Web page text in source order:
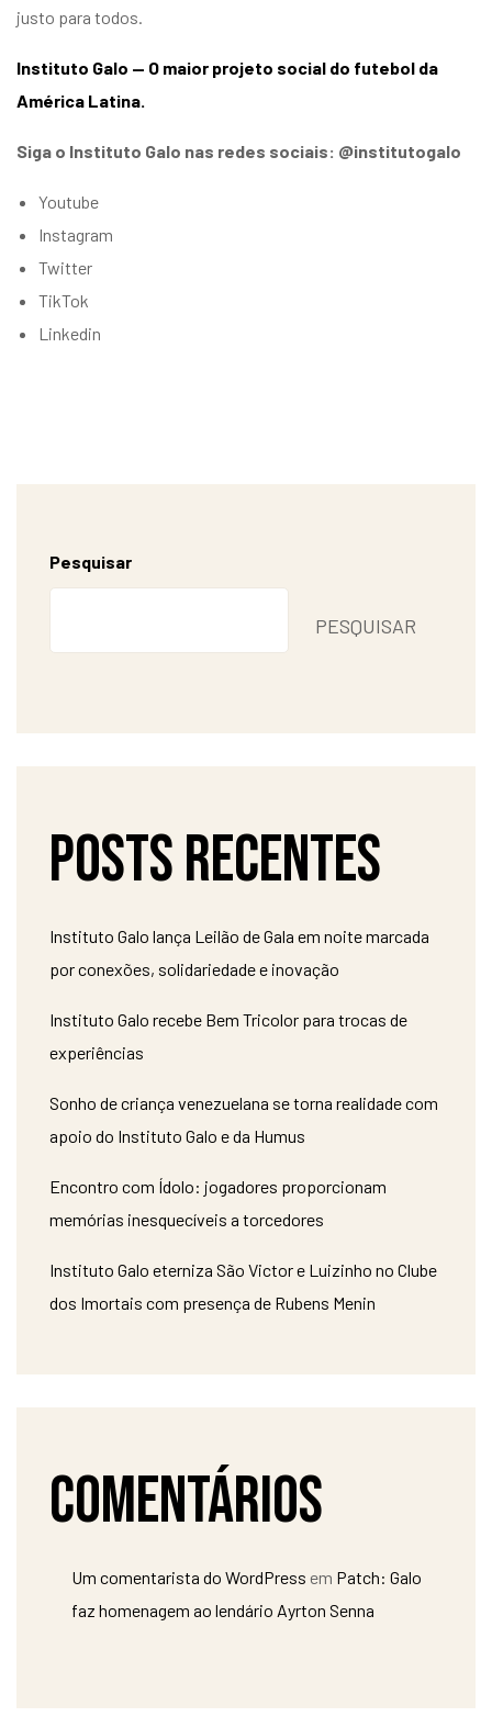
justo para todos.
Instituto Galo — O maior projeto social do futebol da
América Latina.
Siga o Instituto Galo nas redes sociais: @institutogalo
Youtube
Instagram
Twitter
TikTok
Linkedin
Pesquisar
PESQUISAR
Posts recentes
Instituto Galo lança Leilão de Gala em noite marcada
por conexões, solidariedade e inovação
Instituto Galo recebe Bem Tricolor para trocas de
experiências
Sonho de criança venezuelana se torna realidade com
apoio do Instituto Galo e da Humus
Encontro com Ídolo: jogadores proporcionam
memórias inesquecíveis a torcedores
Instituto Galo eterniza São Victor e Luizinho no Clube
dos Imortais com presença de Rubens Menin
Comentários
Um comentarista do WordPress em Patch: Galo
faz homenagem ao lendário Ayrton Senna